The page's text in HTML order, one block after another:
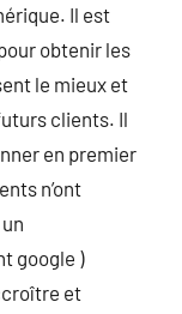
Il est
obtenir les
le mieux et
clients. Il
en premier
n’ont
google )
et